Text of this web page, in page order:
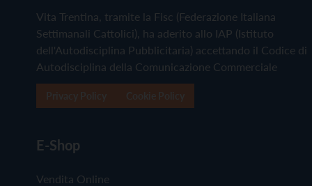
Vita Trentina, tramite la Fisc (Federazione Italiana
Settimanali Cattolici), ha aderito allo IAP (Istituto
dell'Autodisciplina Pubblicitaria) accettando il Codice di
Autodisciplina della Comunicazione Commerciale
E-Shop
Vendita Online